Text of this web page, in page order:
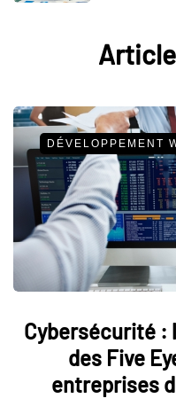
DÉVELOPPEMENT
Cybersécurité :
des Five
entreprises